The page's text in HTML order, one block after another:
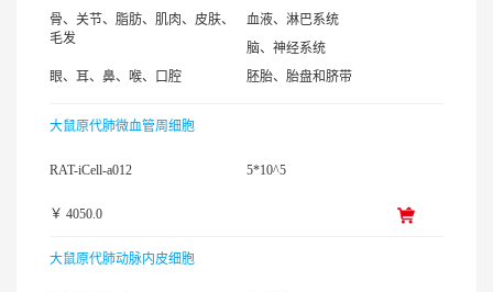
骨、关节、脂肪、肌肉、皮肤、
毛发
血液、淋巴系统
脑、神经系统
眼、耳、鼻、喉、口腔
胚胎、胎盘和脐带
大鼠原代肺微血管周细胞
RAT-iCell-a012 5*10^5
￥ 4050.0
大鼠原代肺动脉内皮细胞